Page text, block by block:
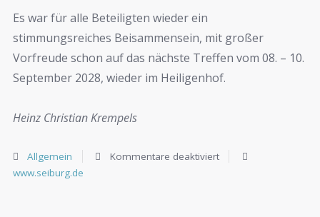
Es war für alle Beteiligten wieder ein
stimmungsreiches Beisammensein, mit großer
Vorfreude schon auf das nächste Treffen vom 08. – 10.
September 2028, wieder im Heiligenhof.
Heinz Christian Krempels
Allgemein
Kommentare deaktiviert
www.seiburg.de